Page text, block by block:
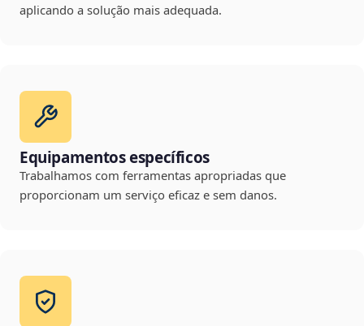
aplicando a solução mais adequada.
Equipamentos específicos
Trabalhamos com ferramentas apropriadas que
proporcionam um serviço eficaz e sem danos.